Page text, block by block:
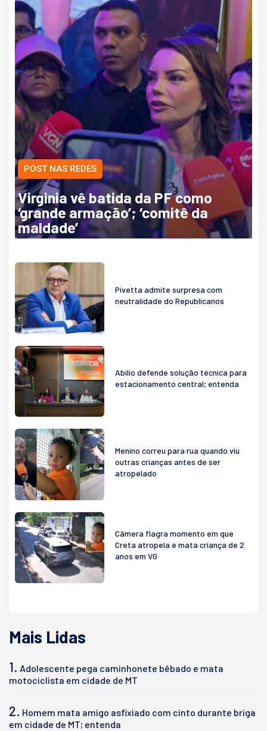
POST NAS REDES
Virginia vê batida da PF como
‘grande armação’; ‘comitê da
maldade’
Pivetta admite surpresa com
neutralidade do Republicanos
Abilio defende solução técnica para
estacionamento central; entenda
Menino correu para rua quando viu
outras crianças antes de ser
atropelado
Câmera flagra momento em que
Creta atropela e mata criança de 2
anos em VG
Mais Lidas
1. Adolescente pega caminhonete bêbado e mata
motociclista em cidade de MT
2. Homem mata amigo asfixiado com cinto durante briga
em cidade de MT; entenda